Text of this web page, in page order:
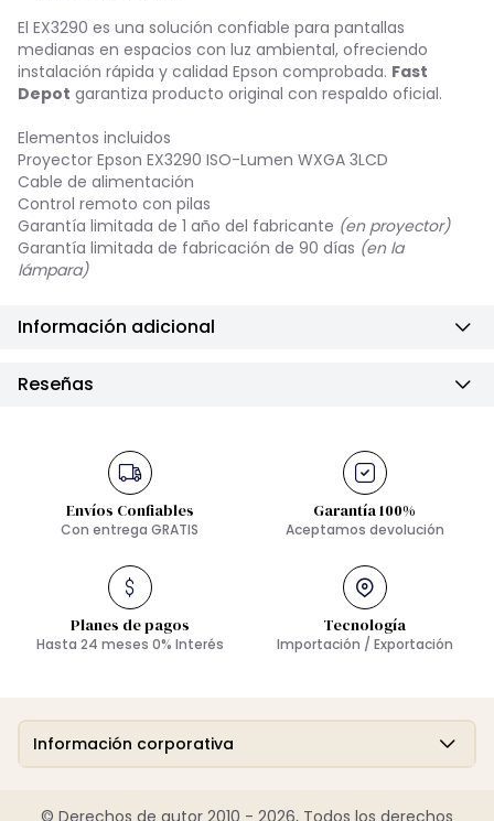
El EX3290 es una solución confiable para pantallas
medianas en espacios con luz ambiental, ofreciendo
instalación rápida y calidad Epson comprobada. Fast
Depot garantiza producto original con respaldo oficial.
Elementos incluidos
Proyector Epson EX3290 ISO-Lumen WXGA 3LCD
Cable de alimentación
Control remoto con pilas
Garantía limitada de 1 año del fabricante (en proyector)
Garantía limitada de fabricación de 90 días (en la
lámpara)
Información adicional
Reseñas
Envíos Confiables
Con entrega GRATIS
Garantía 100%
Aceptamos devolución
Planes de pagos
Hasta 24 meses 0% Interés
Tecnología
Importación / Exportación
Información corporativa
© Derechos de autor 2010 - 2026, Todos los derechos